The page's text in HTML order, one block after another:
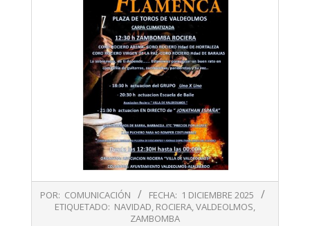
12-
POR: COMUNICACIÓN FECHA: 1 DICIEMBRE 2025
ETIQUETADO: NAVIDAD, ROCIERA,VALDEOLMOS,
ZAMBOMBA